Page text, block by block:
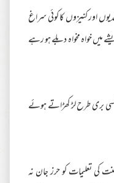
اور کنیزوں کا کوئی سراغ
خواہ مخواہ دبلے ہو رہے
بری طرح لڑ کھڑاتے ہوئے
کی تعلیمات کو حرز جان نہ